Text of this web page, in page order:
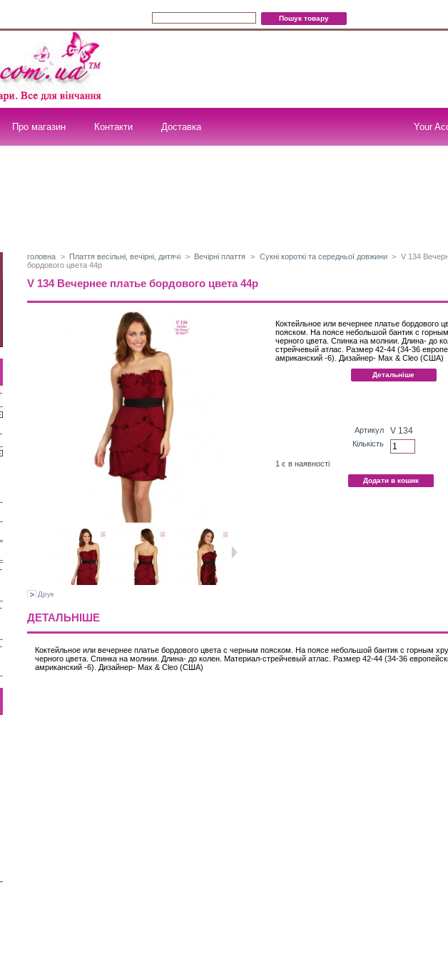
Про магазин Контакти Доставка Your
головна > Плаття весільні, вечірні, дитячі > Вечірні плаття > Сукні короткі та середньої довжини > V 134
бордового цвета 44р
V 134 Вечернее платье бордового цвета 44р
Друк
Коктейльное или вечернее платье бордового
пояском. На поясе небольшой бантик с
черного цвета. Спинка на молнии. Длина- до
стрейчевый атлас. Размер 42-44 (34-36
амриканский -6). Дизайнер- Max & Cleo (США)
Детальніше
Артикул
V 134
Кількість
1 є в наявності
ДЕТАЛЬНІШЕ
Коктейльное или вечернее платье бордового цвета с черным пояском. На поясе небольшой бантик с горным
черного цвета. Спинка на молнии. Длина- до колен. Материал-стрейчевый атлас. Размер 42-44 (34-36
амриканский -6). Дизайнер- Max & Cleo (США)